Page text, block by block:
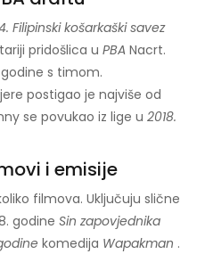
Filipinski košarkaški savez
pridošlica u PBA Nacrt.
s timom.
postigao je najviše od
se povukao iz lige u 2018.
i emisije
filmova. Uključuju slične
godine Sin zapovjednika
komedija Wapakman .